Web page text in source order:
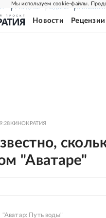
Мы используем cookie-файлы.
РГ-НЕДЕЛЯ РОДИНА
Новости Рецензии
КИНОКРАТИЯ
"Аватаре"
Путь воды"